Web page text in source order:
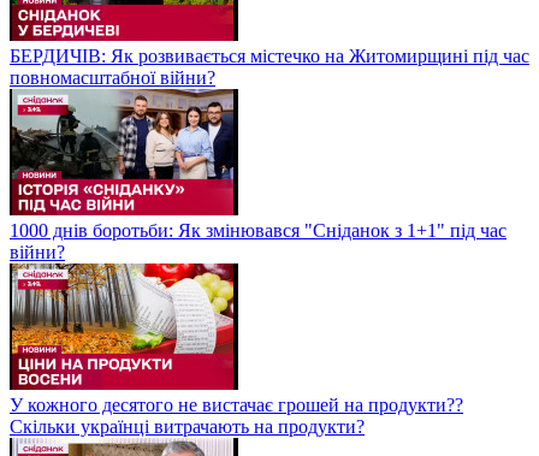
БЕРДИЧІВ: Як розвивається містечко на Житомирщині під час
повномасштабної війни?
1000 днів боротьби: Як змінювався "Сніданок з 1+1" під час
війни?
У кожного десятого не вистачає грошей на продукти??
Скільки українці витрачають на продукти?